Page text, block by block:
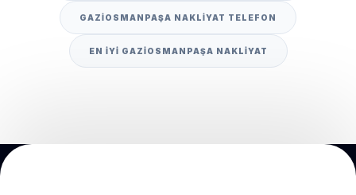
GAZIOSMANPAŞA NAKLIYAT TELEFON
EN IYI GAZIOSMANPAŞA NAKLIYAT